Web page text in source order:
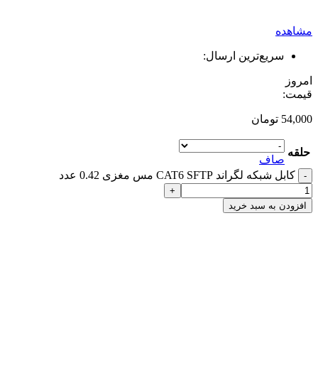
مشاهده
سریع‌ترین ارسال:
امروز
قیمت:
54,000 تومان
حلقه
صاف
- کابل شبکه لگراند CAT6 SFTP مس مغزی 0.42 عدد
+
افزودن به سبد خرید